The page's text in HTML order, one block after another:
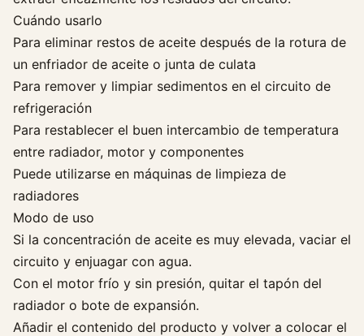
i
t
o
D
e
R
e
i
g
e
r
a
c
i
ó
Cuándo usarlo
Para eliminar restos de aceite después de la rotura de
un enfriador de aceite o junta de culata
Para remover y limpiar sedimentos en el circuito de
refrigeración
Para restablecer el buen intercambio de temperatura
entre radiador, motor y componentes
Puede utilizarse en máquinas de limpieza de
radiadores
Modo de uso
Si la concentración de aceite es muy elevada, vaciar el
circuito y enjuagar con agua.
Con el motor frío y sin presión, quitar el tapón del
radiador o bote de expansión.
Añadir el contenido del producto y volver a colocar el